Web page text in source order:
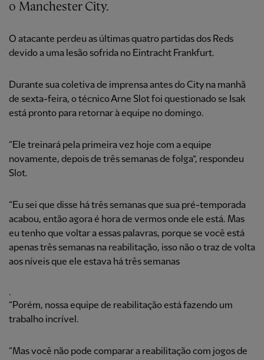
o Manchester City.
O atacante perdeu as últimas quatro partidas dos Reds
devido a uma lesão sofrida no Eintracht Frankfurt.
Durante sua coletiva de imprensa antes do City na manhã
de sexta-feira, o técnico Arne Slot foi questionado se Isak
está pronto para retornar à equipe no domingo.
“Ele treinará pela primeira vez hoje com a equipe
novamente, depois de três semanas de folga”, respondeu
Slot.
“Eu sei que disse há três semanas que sua pré-temporada
acabou, então agora é hora de vermos onde ele está. Mas
eu tenho que voltar a essas palavras, porque se você está
apenas três semanas na reabilitação, isso não o traz de volta
aos níveis que ele estava há três semanas
.
“Porém, nossa equipe de reabilitação está fazendo um
trabalho incrível.
“Mas você não pode comparar a reabilitação com jogos de